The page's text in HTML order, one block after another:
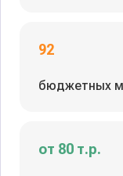
92
бюджетных
от 80 т.р.